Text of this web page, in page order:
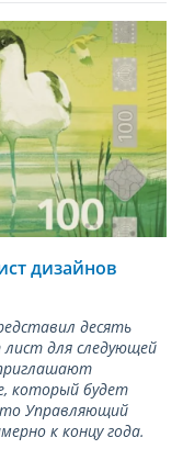
дизайнов
десять
для следующей
который будет
Управляющий
к концу года.